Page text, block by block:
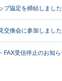
プ協定を締結しました
交換会に参加しました
FAX受信停止のお知